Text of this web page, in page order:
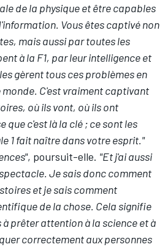
de la physique et être capables
Vous êtes captivé non
mais aussi par toutes les
à la F1, par leur intelligence et
gèrent tous ces problèmes en
C'est vraiment captivant
où ils vont, où ils ont
que c'est là la clé ; ce sont les
1 fait naître dans votre esprit."
, poursuit-elle. "Et j'ai aussi
Je sais donc comment
et je sais comment
de la chose. Cela signifie
à prêter attention à la science et à
correctement aux personnes